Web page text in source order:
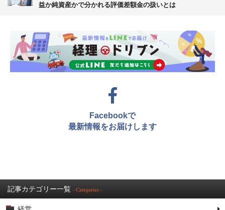
益か純資産かで分かれる評価差額金の扱いとは
Facebookで
最新情報をお届けします
記事カテゴリー一覧 - Categories -